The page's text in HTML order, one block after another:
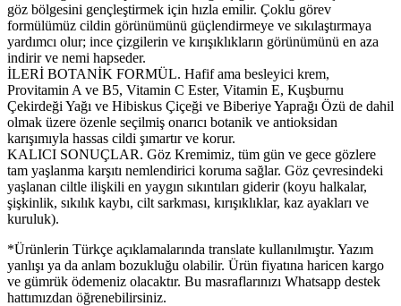
göz bölgesini gençleştirmek için hızla emilir. Çoklu görev
formülümüz cildin görünümünü güçlendirmeye ve sıkılaştırmaya
yardımcı olur; ince çizgilerin ve kırışıklıkların görünümünü en aza
indirir ve nemi hapseder.
İLERİ BOTANİK FORMÜL. Hafif ama besleyici krem,
Provitamin A ve B5, Vitamin C Ester, Vitamin E, Kuşburnu
Çekirdeği Yağı ve Hibiskus Çiçeği ve Biberiye Yaprağı Özü de dahil
olmak üzere özenle seçilmiş onarıcı botanik ve antioksidan
karışımıyla hassas cildi şımartır ve korur.
KALICI SONUÇLAR. Göz Kremimiz, tüm gün ve gece gözlere
tam yaşlanma karşıtı nemlendirici koruma sağlar. Göz çevresindeki
yaşlanan ciltle ilişkili en yaygın sıkıntıları giderir (koyu halkalar,
şişkinlik, sıkılık kaybı, cilt sarkması, kırışıklıklar, kaz ayakları ve
kuruluk).
*Ürünlerin Türkçe açıklamalarında translate kullanılmıştır. Yazım
yanlışı ya da anlam bozukluğu olabilir. Ürün fiyatına haricen kargo
ve gümrük ödemeniz olacaktır. Bu masraflarınızı Whatsapp destek
hattımızdan öğrenebilirsiniz.